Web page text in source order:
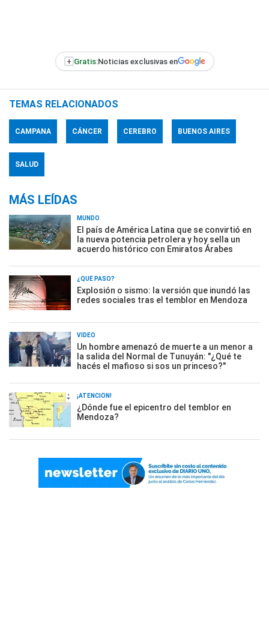
+ Gratis:Noticias exclusivas en
TEMAS RELACIONADOS
CAMPANA CÁNCER CEREBRO BUENOS AIRES
SALUD
MÁS LEÍDAS
MUNDO
El país de América Latina que se convirtió en
la nueva potencia petrolera y hoy sella un
acuerdo histórico con Emiratos Árabes
¿QUÉ PASÓ?
Explosión o sismo: la versión que inundó las
redes sociales tras el temblor en Mendoza
VIDEO
Un hombre amenazó de muerte a un menor a
la salida del Normal de Tunuyán: "¿Qué te
hacés el mafioso si sos un princeso?"
¡ATENCIÓN!
¿Dónde fue el epicentro del temblor en
Mendoza?